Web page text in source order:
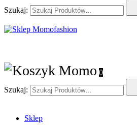
Szukaj:
0
Szukaj:
Sklep